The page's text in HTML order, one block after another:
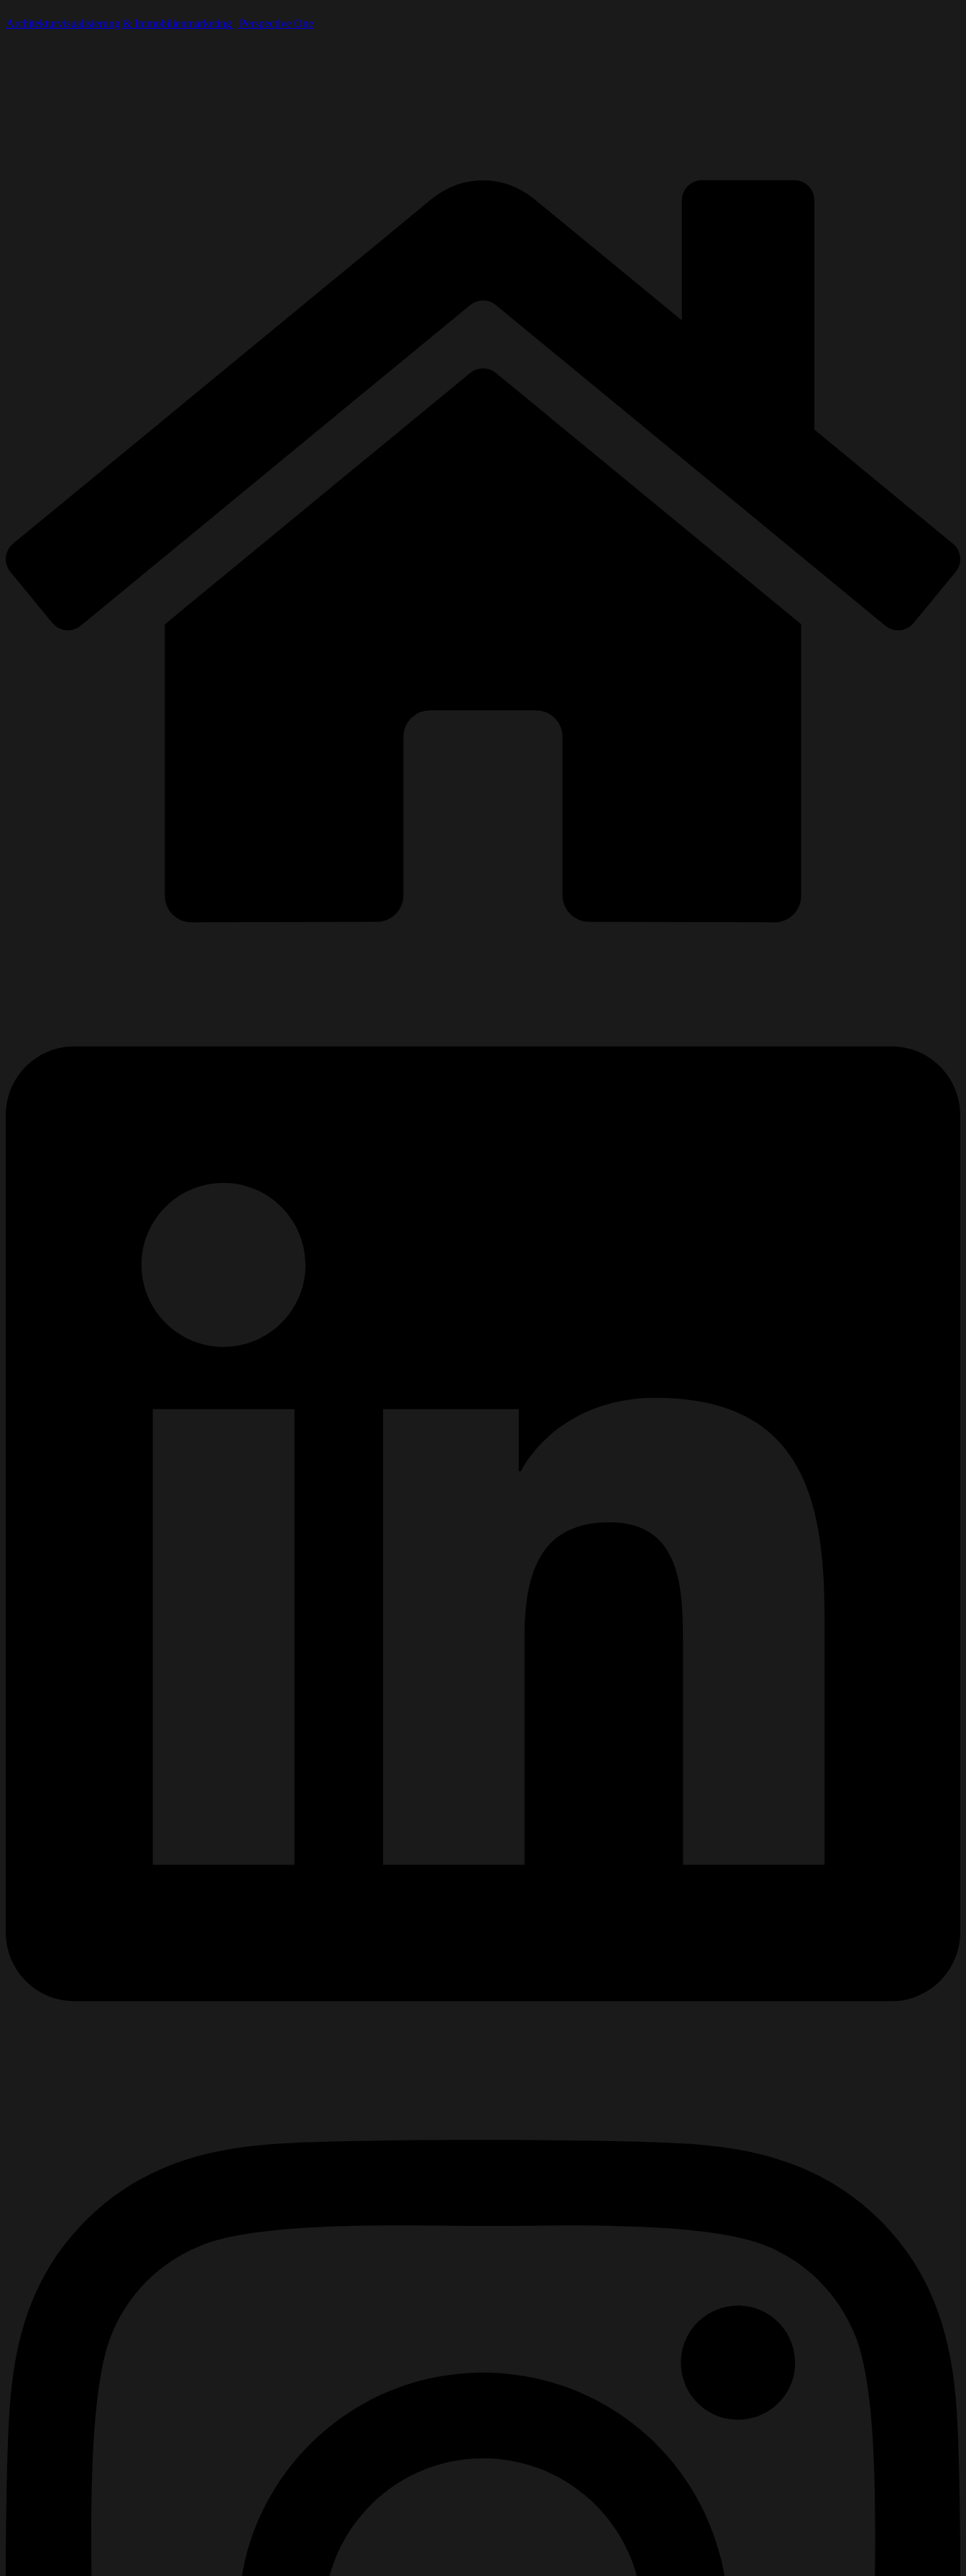
Architekturvisualisierung & Immobilienmarketing | Perspective One